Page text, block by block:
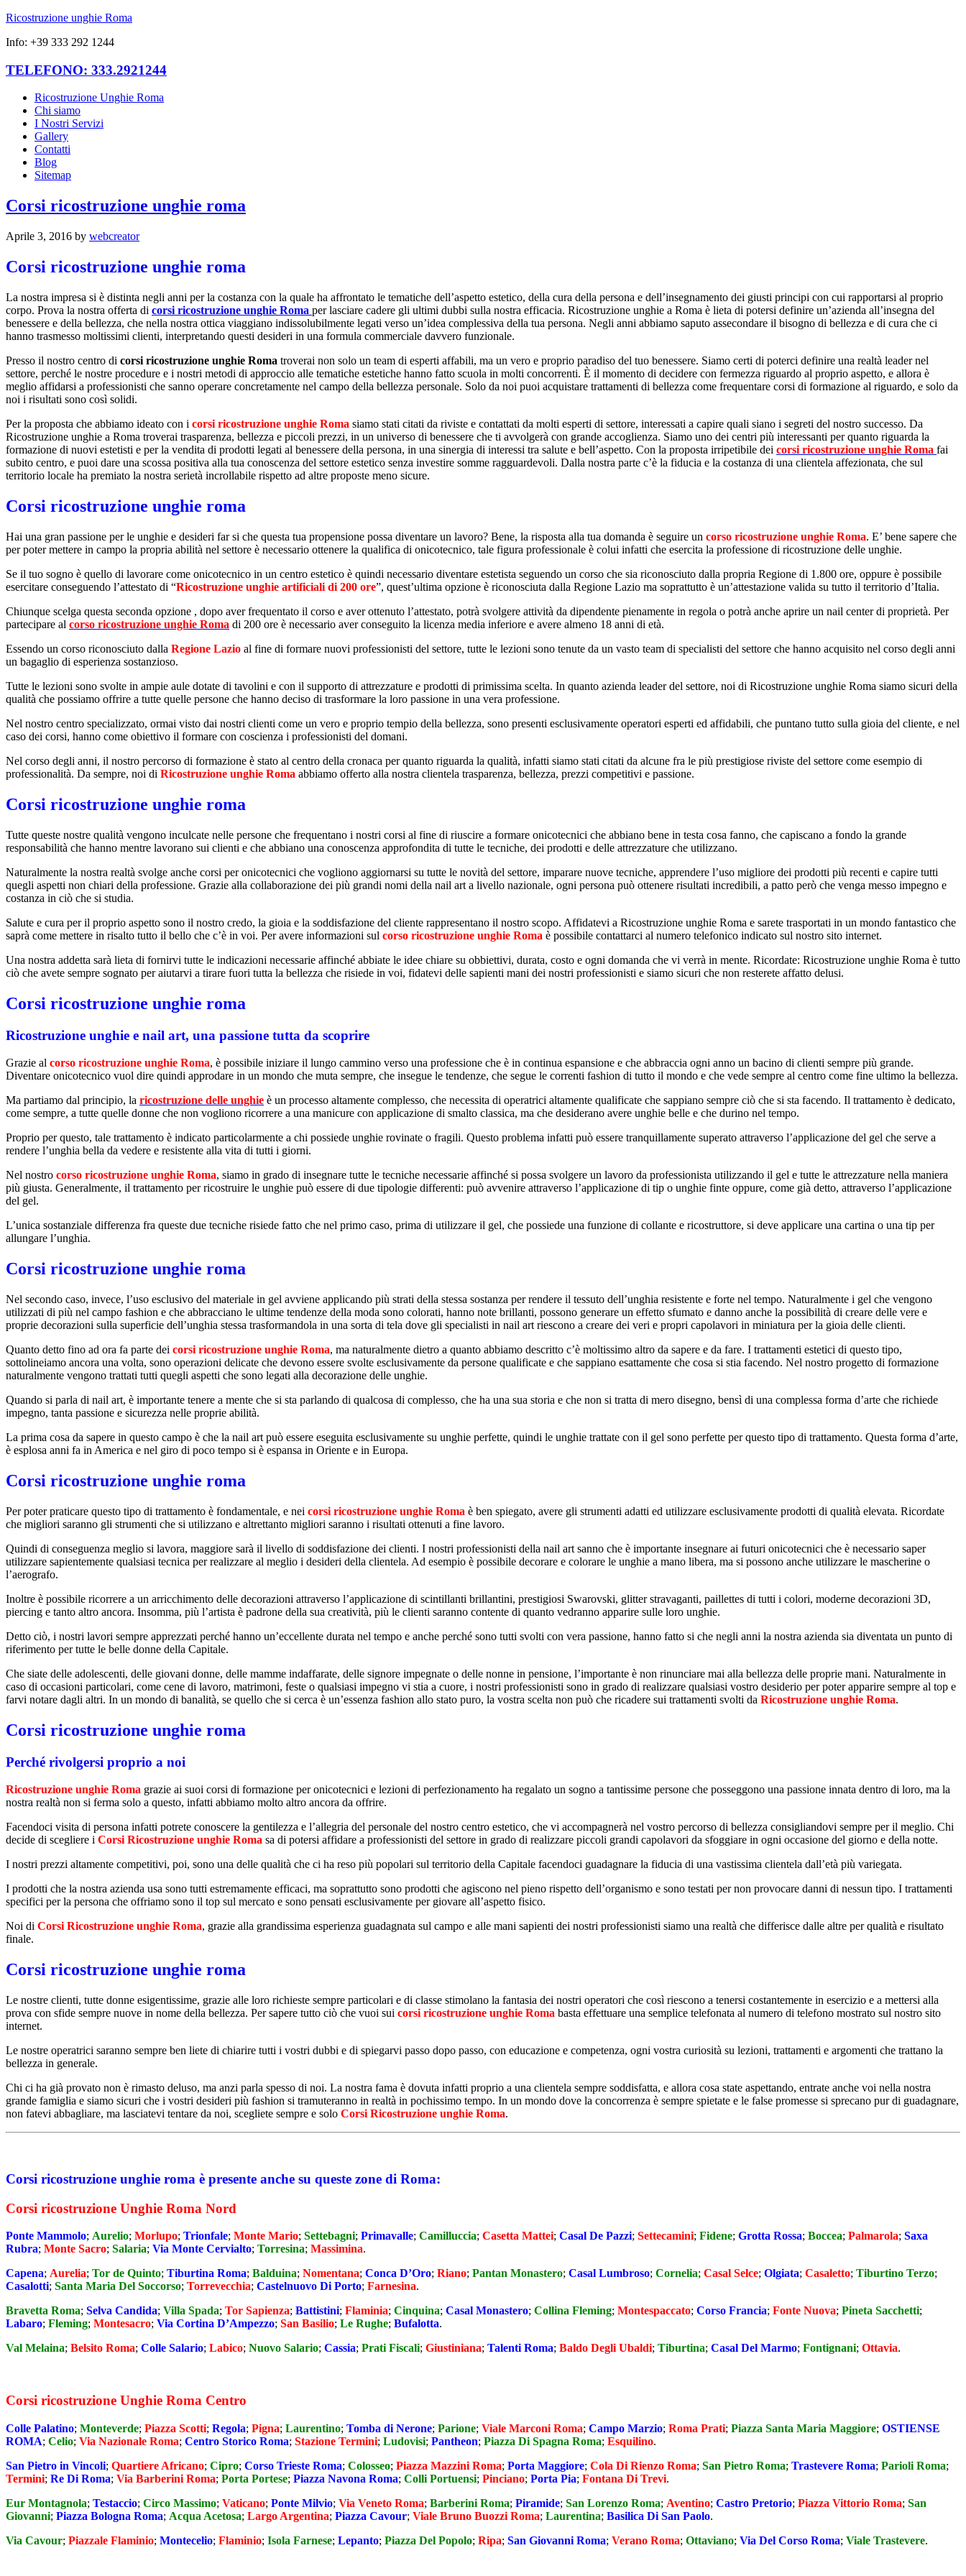
Ricostruzione unghie Roma
Info: +39 333 292 1244
TELEFONO: 333.2921244
Ricostruzione Unghie Roma
Chi siamo
I Nostri Servizi
Gallery
Contatti
Blog
Sitemap
Corsi ricostruzione unghie roma
Aprile 3, 2016 by webcreator
Corsi ricostruzione unghie roma
La nostra impresa si è distinta negli anni per la costanza con la quale ha affrontato le tematiche dell’aspetto estetico, della cura della persona e dell’insegnamento dei giusti principi con cui rapportarsi al proprio
corpo. Prova la nostra offerta di corsi ricostruzione unghie Roma per lasciare cadere gli ultimi dubbi sulla nostra efficacia. Ricostruzione unghie a Roma è lieta di potersi definire un’azienda all’insegna del
benessere e della bellezza, che nella nostra ottica viaggiano indissolubilmente legati verso un’idea complessiva della tua persona. Negli anni abbiamo saputo assecondare il bisogno di bellezza e di cura che ci
hanno trasmesso moltissimi clienti, interpretando questi desideri in una formula commerciale davvero funzionale.
Presso il nostro centro di corsi ricostruzione unghie Roma troverai non solo un team di esperti affabili, ma un vero e proprio paradiso del tuo benessere. Siamo certi di poterci definire una realtà leader nel
settore, perché le nostre procedure e i nostri metodi di approccio alle tematiche estetiche hanno fatto scuola in molti concorrenti. È il momento di decidere con fermezza riguardo al proprio aspetto, e allora è
meglio affidarsi a professionisti che sanno operare concretamente nel campo della bellezza personale. Solo da noi puoi acquistare trattamenti di bellezza come frequentare corsi di formazione al riguardo, e solo da
noi i risultati sono così solidi.
Per la proposta che abbiamo ideato con i corsi ricostruzione unghie Roma siamo stati citati da riviste e contattati da molti esperti di settore, interessati a capire quali siano i segreti del nostro successo. Da
Ricostruzione unghie a Roma troverai trasparenza, bellezza e piccoli prezzi, in un universo di benessere che ti avvolgerà con grande accoglienza. Siamo uno dei centri più interessanti per quanto riguarda la
formazione di nuovi estetisti e per la vendita di prodotti legati al benessere della persona, in una sinergia di interessi tra salute e bell’aspetto. Con la proposta irripetibile dei corsi ricostruzione unghie Roma fai
subito centro, e puoi dare una scossa positiva alla tua conoscenza del settore estetico senza investire somme ragguardevoli. Dalla nostra parte c’è la fiducia e la costanza di una clientela affezionata, che sul
territorio locale ha premiato la nostra serietà incrollabile rispetto ad altre proposte meno sicure.
Corsi ricostruzione unghie roma
Hai una gran passione per le unghie e desideri far si che questa tua propensione possa diventare un lavoro? Bene, la risposta alla tua domanda è seguire un corso ricostruzione unghie Roma. E’ bene sapere che
per poter mettere in campo la propria abilità nel settore è necessario ottenere la qualifica di onicotecnico, tale figura professionale è colui infatti che esercita la professione di ricostruzione delle unghie.
Se il tuo sogno è quello di lavorare come onicotecnico in un centro estetico è quindi necessario diventare estetista seguendo un corso che sia riconosciuto dalla propria Regione di 1.800 ore, oppure è possibile
esercitare conseguendo l’attestato di “Ricostruzione unghie artificiali di 200 ore”, quest’ultima opzione è riconosciuta dalla Regione Lazio ma soprattutto è un’attestazione valida su tutto il territorio d’Italia.
Chiunque scelga questa seconda opzione , dopo aver frequentato il corso e aver ottenuto l’attestato, potrà svolgere attività da dipendente pienamente in regola o potrà anche aprire un nail center di proprietà. Per
partecipare al corso ricostruzione unghie Roma di 200 ore è necessario aver conseguito la licenza media inferiore e avere almeno 18 anni di età.
Essendo un corso riconosciuto dalla Regione Lazio al fine di formare nuovi professionisti del settore, tutte le lezioni sono tenute da un vasto team di specialisti del settore che hanno acquisito nel corso degli anni
un bagaglio di esperienza sostanzioso.
Tutte le lezioni sono svolte in ampie aule dotate di tavolini e con il supporto di attrezzature e prodotti di primissima scelta. In quanto azienda leader del settore, noi di Ricostruzione unghie Roma siamo sicuri della
qualità che possiamo offrire a tutte quelle persone che hanno deciso di trasformare la loro passione in una vera professione.
Nel nostro centro specializzato, ormai visto dai nostri clienti come un vero e proprio tempio della bellezza, sono presenti esclusivamente operatori esperti ed affidabili, che puntano tutto sulla gioia del cliente, e nel
caso dei corsi, hanno come obiettivo il formare con coscienza i professionisti del domani.
Nel corso degli anni, il nostro percorso di formazione è stato al centro della cronaca per quanto riguarda la qualità, infatti siamo stati citati da alcune fra le più prestigiose riviste del settore come esempio di
professionalità. Da sempre, noi di Ricostruzione unghie Roma abbiamo offerto alla nostra clientela trasparenza, bellezza, prezzi competitivi e passione.
Corsi ricostruzione unghie roma
Tutte queste nostre qualità vengono inculcate nelle persone che frequentano i nostri corsi al fine di riuscire a formare onicotecnici che abbiano bene in testa cosa fanno, che capiscano a fondo la grande
responsabilità che hanno mentre lavorano sui clienti e che abbiano una conoscenza approfondita di tutte le tecniche, dei prodotti e delle attrezzature che utilizzano.
Naturalmente la nostra realtà svolge anche corsi per onicotecnici che vogliono aggiornarsi su tutte le novità del settore, imparare nuove tecniche, apprendere l’uso migliore dei prodotti più recenti e capire tutti
quegli aspetti non chiari della professione. Grazie alla collaborazione dei più grandi nomi della nail art a livello nazionale, ogni persona può ottenere risultati incredibili, a patto però che venga messo impegno e
costanza in ciò che si studia.
Salute e cura per il proprio aspetto sono il nostro credo, la gioia e la soddisfazione del cliente rappresentano il nostro scopo. Affidatevi a Ricostruzione unghie Roma e sarete trasportati in un mondo fantastico che
saprà come mettere in risalto tutto il bello che c’è in voi. Per avere informazioni sul corso ricostruzione unghie Roma è possibile contattarci al numero telefonico indicato sul nostro sito internet.
Una nostra addetta sarà lieta di fornirvi tutte le indicazioni necessarie affinché abbiate le idee chiare su obbiettivi, durata, costo e ogni domanda che vi verrà in mente. Ricordate: Ricostruzione unghie Roma è tutto
ciò che avete sempre sognato per aiutarvi a tirare fuori tutta la bellezza che risiede in voi, fidatevi delle sapienti mani dei nostri professionisti e siamo sicuri che non resterete affatto delusi.
Corsi ricostruzione unghie roma
Ricostruzione unghie e nail art, una passione tutta da scoprire
Grazie al corso ricostruzione unghie Roma, è possibile iniziare il lungo cammino verso una professione che è in continua espansione e che abbraccia ogni anno un bacino di clienti sempre più grande.
Diventare onicotecnico vuol dire quindi approdare in un mondo che muta sempre, che insegue le tendenze, che segue le correnti fashion di tutto il mondo e che vede sempre al centro come fine ultimo la bellezza.
Ma partiamo dal principio, la ricostruzione delle unghie è un processo altamente complesso, che necessita di operatrici altamente qualificate che sappiano sempre ciò che si sta facendo. Il trattamento è dedicato,
come sempre, a tutte quelle donne che non vogliono ricorrere a una manicure con applicazione di smalto classica, ma che desiderano avere unghie belle e che durino nel tempo.
Proprio per questo, tale trattamento è indicato particolarmente a chi possiede unghie rovinate o fragili. Questo problema infatti può essere tranquillamente superato attraverso l’applicazione del gel che serve a
rendere l’unghia bella da vedere e resistente alla vita di tutti i giorni.
Nel nostro corso ricostruzione unghie Roma, siamo in grado di insegnare tutte le tecniche necessarie affinché si possa svolgere un lavoro da professionista utilizzando il gel e tutte le attrezzature nella maniera
più giusta. Generalmente, il trattamento per ricostruire le unghie può essere di due tipologie differenti: può avvenire attraverso l’applicazione di tip o unghie finte oppure, come già detto, attraverso l’applicazione
del gel.
L’unica sostanziale differenza fra queste due tecniche risiede fatto che nel primo caso, prima di utilizzare il gel, che possiede una funzione di collante e ricostruttore, si deve applicare una cartina o una tip per
allungare l’unghia.
Corsi ricostruzione unghie roma
Nel secondo caso, invece, l’uso esclusivo del materiale in gel avviene applicando più strati della stessa sostanza per rendere il tessuto dell’unghia resistente e forte nel tempo. Naturalmente i gel che vengono
utilizzati di più nel campo fashion e che abbracciano le ultime tendenze della moda sono colorati, hanno note brillanti, possono generare un effetto sfumato e danno anche la possibilità di creare delle vere e
proprie decorazioni sulla superficie dell’unghia stessa trasformandola in una sorta di tela dove gli specialisti in nail art riescono a creare dei veri e propri capolavori in miniatura per la gioia delle clienti.
Quanto detto fino ad ora fa parte dei corsi ricostruzione unghie Roma, ma naturalmente dietro a quanto abbiamo descritto c’è moltissimo altro da sapere e da fare. I trattamenti estetici di questo tipo,
sottolineiamo ancora una volta, sono operazioni delicate che devono essere svolte esclusivamente da persone qualificate e che sappiano esattamente che cosa si stia facendo. Nel nostro progetto di formazione
naturalmente vengono trattati tutti quegli aspetti che sono legati alla decorazione delle unghie.
Quando si parla di nail art, è importante tenere a mente che si sta parlando di qualcosa di complesso, che ha una sua storia e che non si tratta di mero disegno, bensì di una complessa forma d’arte che richiede
impegno, tanta passione e sicurezza nelle proprie abilità.
La prima cosa da sapere in questo campo è che la nail art può essere eseguita esclusivamente su unghie perfette, quindi le unghie trattate con il gel sono perfette per questo tipo di trattamento. Questa forma d’arte,
è esplosa anni fa in America e nel giro di poco tempo si è espansa in Oriente e in Europa.
Corsi ricostruzione unghie roma
Per poter praticare questo tipo di trattamento è fondamentale, e nei corsi ricostruzione unghie Roma è ben spiegato, avere gli strumenti adatti ed utilizzare esclusivamente prodotti di qualità elevata. Ricordate
che migliori saranno gli strumenti che si utilizzano e altrettanto migliori saranno i risultati ottenuti a fine lavoro.
Quindi di conseguenza meglio si lavora, maggiore sarà il livello di soddisfazione dei clienti. I nostri professionisti della nail art sanno che è importante insegnare ai futuri onicotecnici che è necessario saper
utilizzare sapientemente qualsiasi tecnica per realizzare al meglio i desideri della clientela. Ad esempio è possibile decorare e colorare le unghie a mano libera, ma si possono anche utilizzare le mascherine o
l’aerografo.
Inoltre è possibile ricorrere a un arricchimento delle decorazioni attraverso l’applicazione di scintillanti brillantini, prestigiosi Swarovski, glitter stravaganti, paillettes di tutti i colori, moderne decorazioni 3D,
piercing e tanto altro ancora. Insomma, più l’artista è padrone della sua creatività, più le clienti saranno contente di quanto vedranno apparire sulle loro unghie.
Detto ciò, i nostri lavori sempre apprezzati perché hanno un’eccellente durata nel tempo e anche perché sono tutti svolti con vera passione, hanno fatto si che negli anni la nostra azienda sia diventata un punto di
riferimento per tutte le belle donne della Capitale.
Che siate delle adolescenti, delle giovani donne, delle mamme indaffarate, delle signore impegnate o delle nonne in pensione, l’importante è non rinunciare mai alla bellezza delle proprie mani. Naturalmente in
caso di occasioni particolari, come cene di lavoro, matrimoni, feste o qualsiasi impegno vi stia a cuore, i nostri professionisti sono in grado di realizzare qualsiasi vostro desiderio per poter apparire sempre al top e
farvi notare dagli altri. In un mondo di banalità, se quello che si cerca è un’essenza fashion allo stato puro, la vostra scelta non può che ricadere sui trattamenti svolti da Ricostruzione unghie Roma.
Corsi ricostruzione unghie roma
Perché rivolgersi proprio a noi
Ricostruzione unghie Roma grazie ai suoi corsi di formazione per onicotecnici e lezioni di perfezionamento ha regalato un sogno a tantissime persone che posseggono una passione innata dentro di loro, ma la
nostra realtà non si ferma solo a questo, infatti abbiamo molto altro ancora da offrire.
Facendoci visita di persona infatti potrete conoscere la gentilezza e l’allegria del personale del nostro centro estetico, che vi accompagnerà nel vostro percorso di bellezza consigliandovi sempre per il meglio. Chi
decide di scegliere i Corsi Ricostruzione unghie Roma sa di potersi affidare a professionisti del settore in grado di realizzare piccoli grandi capolavori da sfoggiare in ogni occasione del giorno e della notte.
I nostri prezzi altamente competitivi, poi, sono una delle qualità che ci ha reso più popolari sul territorio della Capitale facendoci guadagnare la fiducia di una vastissima clientela dall’età più variegata.
I prodotti che la nostra azienda usa sono tutti estremamente efficaci, ma soprattutto sono prodotti che agiscono nel pieno rispetto dell’organismo e sono testati per non provocare danni di nessun tipo. I trattamenti
specifici per la persona che offriamo sono il top sul mercato e sono pensati esclusivamente per giovare all’aspetto fisico.
Noi di Corsi Ricostruzione unghie Roma, grazie alla grandissima esperienza guadagnata sul campo e alle mani sapienti dei nostri professionisti siamo una realtà che differisce dalle altre per qualità e risultato
finale.
Corsi ricostruzione unghie roma
Le nostre clienti, tutte donne esigentissime, grazie alle loro richieste sempre particolari e di classe stimolano la fantasia dei nostri operatori che così riescono a tenersi costantemente in esercizio e a mettersi alla
prova con sfide sempre nuove in nome della bellezza. Per sapere tutto ciò che vuoi sui corsi ricostruzione unghie Roma basta effettuare una semplice telefonata al numero di telefono mostrato sul nostro sito
internet.
Le nostre operatrici saranno sempre ben liete di chiarire tutti i vostri dubbi e di spiegarvi passo dopo passo, con educazione e competenza, ogni vostra curiosità su lezioni, trattamenti e argomenti che trattano la
bellezza in generale.
Chi ci ha già provato non è rimasto deluso, ma anzi parla spesso di noi. La nostra fama è dovuta infatti proprio a una clientela sempre soddisfatta, e allora cosa state aspettando, entrate anche voi nella nostra
grande famiglia e siamo sicuri che i vostri desideri più fashion si tramuteranno in realtà in pochissimo tempo. In un mondo dove la concorrenza è sempre spietate e le false promesse si sprecano pur di guadagnare,
non fatevi abbagliare, ma lasciatevi tentare da noi, scegliete sempre e solo Corsi Ricostruzione unghie Roma.
Corsi ricostruzione unghie roma è presente anche su queste zone di Roma:
Corsi ricostruzione Unghie Roma Nord
Ponte Mammolo; Aurelio; Morlupo; Trionfale; Monte Mario; Settebagni; Primavalle; Camilluccia; Casetta Mattei; Casal De Pazzi; Settecamini; Fidene; Grotta Rossa; Boccea; Palmarola; Saxa
Rubra; Monte Sacro; Salaria; Via Monte Cervialto; Torresina; Massimina.
Capena; Aurelia; Tor de Quinto; Tiburtina Roma; Balduina; Nomentana; Conca D’Oro; Riano; Pantan Monastero; Casal Lumbroso; Cornelia; Casal Selce; Olgiata; Casaletto; Tiburtino Terzo;
Casalotti; Santa Maria Del Soccorso; Torrevecchia; Castelnuovo Di Porto; Farnesina.
Bravetta Roma; Selva Candida; Villa Spada; Tor Sapienza; Battistini; Flaminia; Cinquina; Casal Monastero; Collina Fleming; Montespaccato; Corso Francia; Fonte Nuova; Pineta Sacchetti;
Labaro; Fleming; Montesacro; Via Cortina D’Ampezzo; San Basilio; Le Rughe; Bufalotta.
Val Melaina; Belsito Roma; Colle Salario; Labico; Nuovo Salario; Cassia; Prati Fiscali; Giustiniana; Talenti Roma; Baldo Degli Ubaldi; Tiburtina; Casal Del Marmo; Fontignani; Ottavia.
Corsi ricostruzione Unghie Roma Centro
Colle Palatino; Monteverde; Piazza Scotti; Regola; Pigna; Laurentino; Tomba di Nerone; Parione; Viale Marconi Roma; Campo Marzio; Roma Prati; Piazza Santa Maria Maggiore; OSTIENSE
ROMA; Celio; Via Nazionale Roma; Centro Storico Roma; Stazione Termini; Ludovisi; Pantheon; Piazza Di Spagna Roma; Esquilino.
San Pietro in Vincoli; Quartiere Africano; Cipro; Corso Trieste Roma; Colosseo; Piazza Mazzini Roma; Porta Maggiore; Cola Di Rienzo Roma; San Pietro Roma; Trastevere Roma; Parioli Roma;
Termini; Re Di Roma; Via Barberini Roma; Porta Portese; Piazza Navona Roma; Colli Portuensi; Pinciano; Porta Pia; Fontana Di Trevi.
Eur Montagnola; Testaccio; Circo Massimo; Vaticano; Ponte Milvio; Via Veneto Roma; Barberini Roma; Piramide; San Lorenzo Roma; Aventino; Castro Pretorio; Piazza Vittorio Roma; San
Giovanni; Piazza Bologna Roma; Acqua Acetosa; Largo Argentina; Piazza Cavour; Viale Bruno Buozzi Roma; Laurentina; Basilica Di San Paolo.
Via Cavour; Piazzale Flaminio; Montecelio; Flaminio; Isola Farnese; Lepanto; Piazza Del Popolo; Ripa; San Giovanni Roma; Verano Roma; Ottaviano; Via Del Corso Roma; Viale Trastevere.